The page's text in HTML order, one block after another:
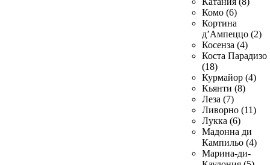
Комо (6)
Кортина
д’Ампеццо (2)
Косенза (4)
Коста Парадизо
(18)
Курмайор (4)
Кьянти (8)
Леза (7)
Ливорно (11)
Лукка (6)
Мадонна ди
Кампильо (4)
Марина-ди-